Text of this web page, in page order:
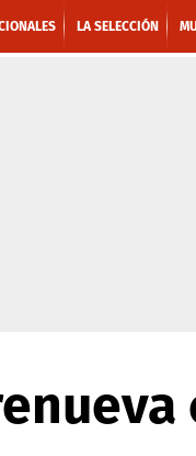
LA SELECCIÓN